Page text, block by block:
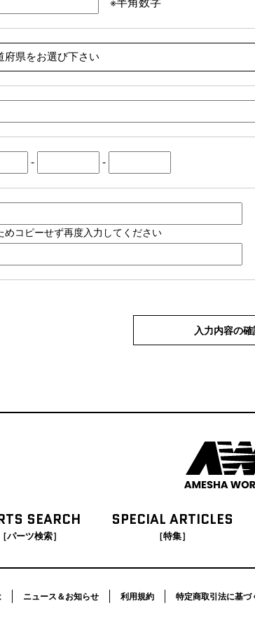
- -
めコピーせず再度入力してください
入力内容の
SEARCH
［パーツ検索］
SPECIAL ARTICLES
［特集］
ニュース＆お知らせ 利用規約 特定商取引法に基づ